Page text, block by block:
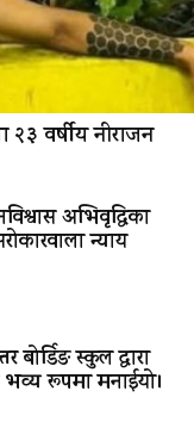
वर्षीय नीराजन
अभिवृद्धिका
न्याय
बोर्डिङ स्कुल द्धारा
रूपमा मनाईयो।